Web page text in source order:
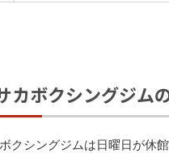
カボクシングジム
クシングジムは日曜日が休館